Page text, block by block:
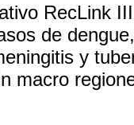
RecLink
de
y
macro